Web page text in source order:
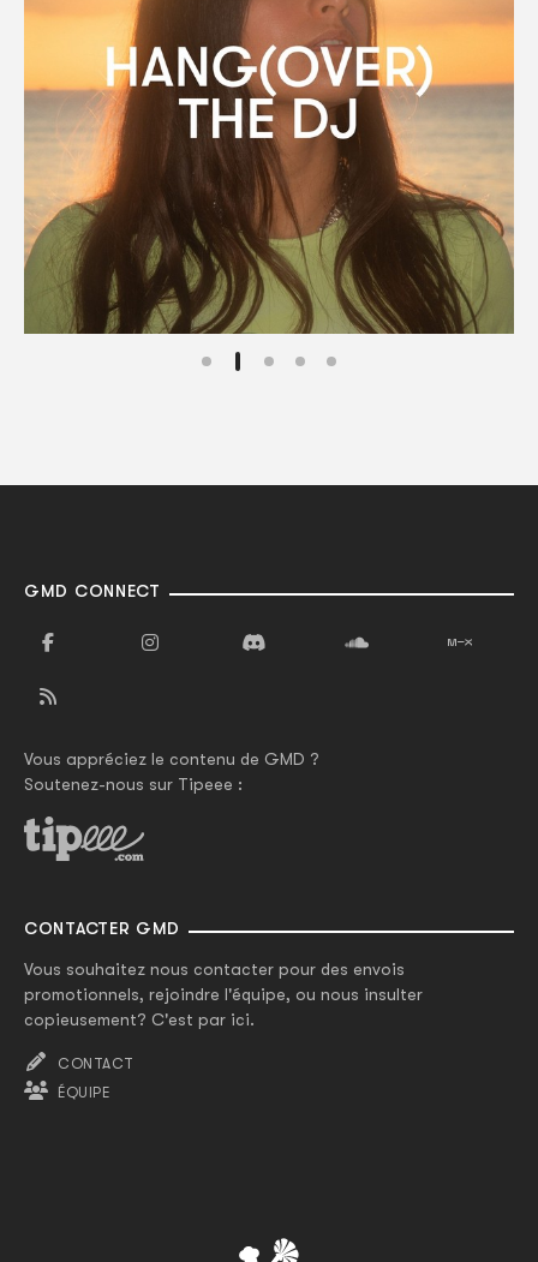
GMD CONNECT
Vous appréciez le contenu de GMD ?
Soutenez-nous sur Tipeee :
CONTACTER GMD
Vous souhaitez nous contacter pour des envois
promotionnels, rejoindre l'équipe, ou nous insulter
copieusement? C'est par ici.
CONTACT
ÉQUIPE